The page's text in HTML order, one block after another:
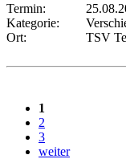
Termin:
Kategorie:
Ort:
TSV
1
2
3
weiter